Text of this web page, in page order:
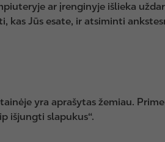
ar įrenginyje išlieka
kas Jūs esate, ir atsiminti
yra aprašytas žemiau.
išjungti slapukus“.